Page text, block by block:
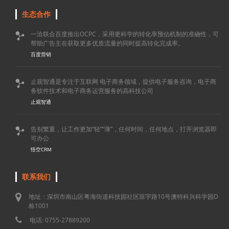
生态合作

一洽联合百度推出OCPC，采用更科学的转化率预估机制的准确性，可
帮助广告主在获取更多优质流量的同时提高转化完成率。
百度营销

止观智通是专注于互联网 电子商务领域，提供电子服务咨询，电子商
务软件技术和电子商务运营服务的高科技公司
止观智通

告别繁重，让工作更加“轻”“薄”，任何时间，任何地点，打开浏览器即
可办公
悟空CRM
联系我们
地址：深圳市南山区粤海街道科技园社区琼宇路10号澳特科兴科学园D
栋1001
电话: 0755-27889200